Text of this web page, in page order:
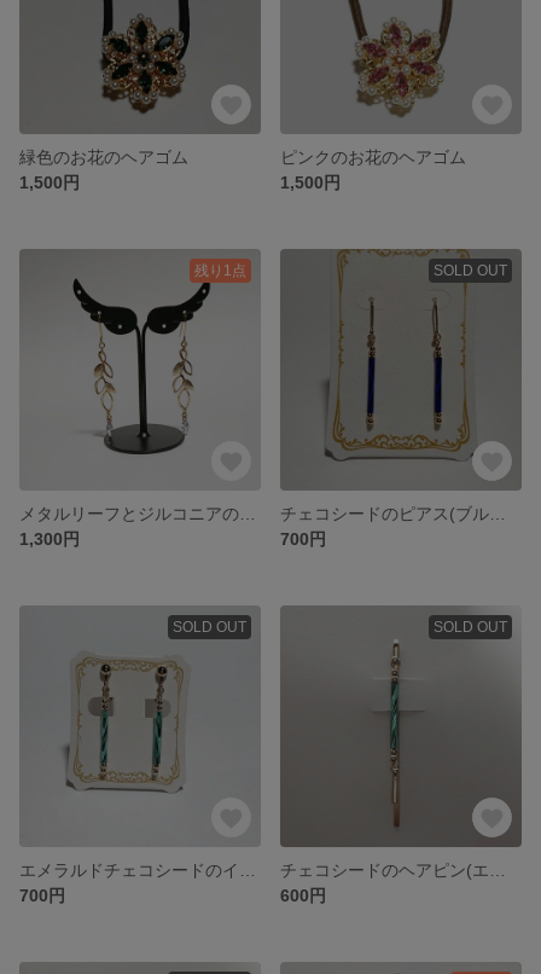
緑色のお花のヘアゴム
1,500円
ピンクのお花のヘアゴム
1,500円
残り1点
1,300円
SOLD OUT
700円
SOLD OUT
700円
SOLD OUT
600円